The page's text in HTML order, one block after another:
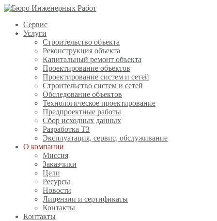
Сервис
Услуги
Строительство объекта
Реконструкция объекта
Капитальный ремонт объекта
Проектирование объектов
Проектирование систем и сетей
Строительство систем и сетей
Обследование объектов
Технологическое проектирование
Предпроектные работы
Сбор исходных данных
Разработка ТЗ
Эксплуатация, сервис, обслуживание
О компании
Миссия
Заказчики
Цели
Ресурсы
Новости
Лицензии и сертификаты
Контакты
Контакты